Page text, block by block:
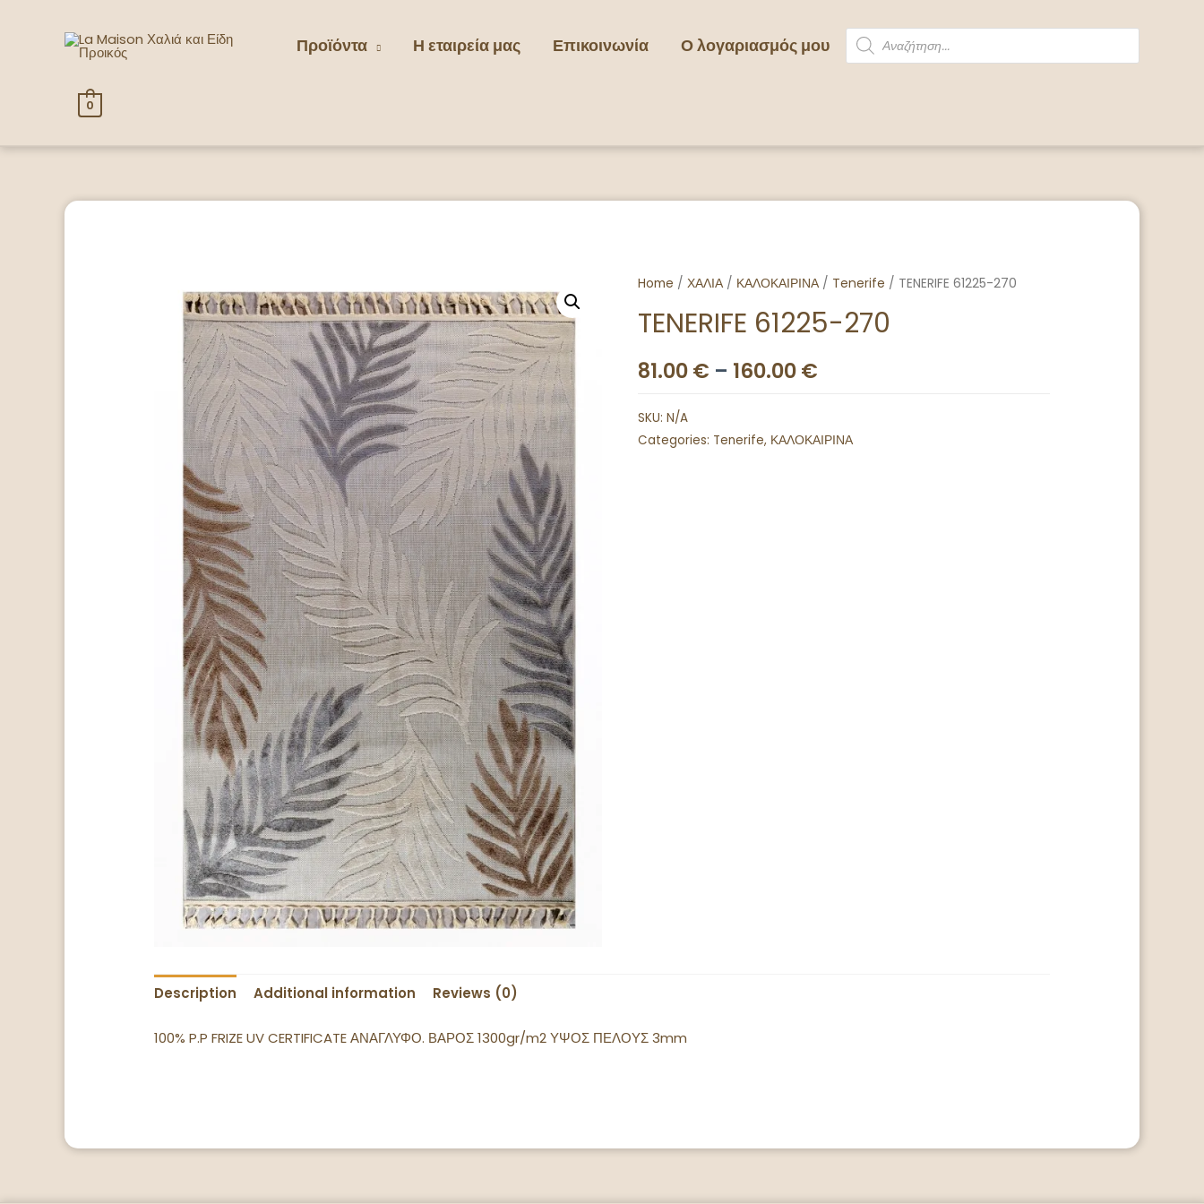
Προϊόντα Η εταιρεία μας Επικοινωνία Ο λογαριασμός μου
0
Home / ΧΑΛΙΑ/ ΚΑΛΟΚΑΙΡΙΝΑ/ Tenerife / TENERIFE 61225-270
TENERIFE 61225-270
81.00€ – 160.00€
SKU: N/A
Categories: Tenerife, ΚΑΛΟΚΑΙΡΙΝΑ
Description Additional information Reviews (0)
100% P.P FRIZE UV CERTIFICATE ΑΝΑΓΛΥΦΟ. ΒΑΡΟΣ 1300gr/m2 ΥΨΟΣ ΠΕΛΟΥΣ 3mm